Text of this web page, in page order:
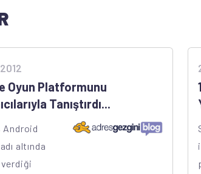
Oyun Platformunu
Tanıştırdı...
Android
altında